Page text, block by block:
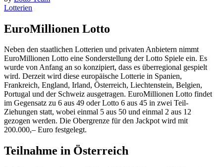
Lotterien
EuroMillionen Lotto
Neben den staatlichen Lotterien und privaten Anbietern nimmt
EuroMillionen Lotto eine Sonderstellung der Lotto Spiele ein. Es
wurde von Anfang an so konzipiert, dass es überregional gespielt
wird. Derzeit wird diese europäische Lotterie in Spanien,
Frankreich, England, Irland, Österreich, Liechtenstein, Belgien,
Portugal und der Schweiz ausgetragen. EuroMillionen Lotto findet
im Gegensatz zu 6 aus 49 oder Lotto 6 aus 45 in zwei Teil-
Ziehungen statt, wobei einmal 5 aus 50 und einmal 2 aus 12
gezogen werden. Die Obergrenze für den Jackpot wird mit
200.000,– Euro festgelegt.
Teilnahme in Österreich